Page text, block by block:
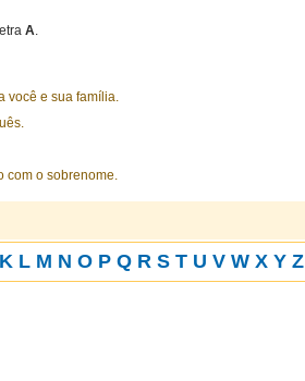
A.
você e sua família.
com o sobrenome.
K L M N O P Q R S T U V W X Y Z